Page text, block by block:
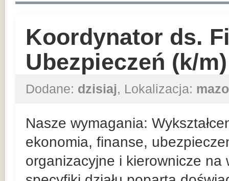
Koordynator ds.
Ubezpieczeń (k/m)
Dodane: dzisiaj, Lokalizacja:
Nasze wymagania:
ekonomia, finanse,
organizacyjne i kierownicze